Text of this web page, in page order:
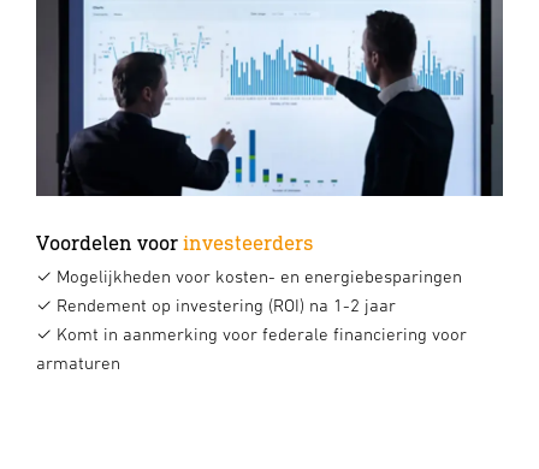
Voordelen voorinvesteerders
✓ Mogelijkheden voor kosten- en energiebesparingen
✓ Rendement op investering (ROI) na 1-2 jaar
✓ Komt in aanmerking voor federale financiering voor
armaturen